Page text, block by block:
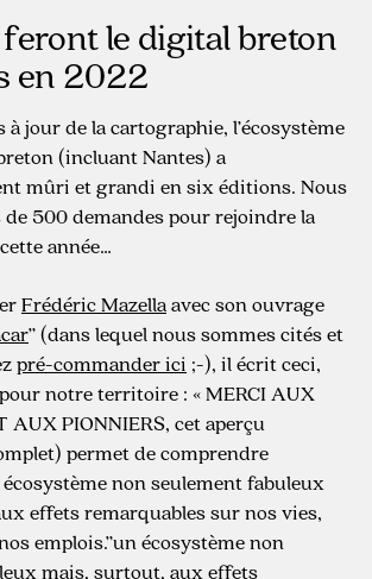
le digital breton
en 2022
jour de la cartographie, l’écosystème
(incluant Nantes) a
mûri et grandi en six éditions. Nous
de 500 demandes pour rejoindre la
année…
Frédéric Mazellaavec son ouvrage
” (dans lequel nous sommes cités et
pré-commander ici ;-), il écrit ceci,
notre territoire : « MERCI AUX
AUX PIONNIERS, cet aperçu
permet de comprendre
écosystème non seulement fabuleux
effets remarquables sur nos vies,
emplois.”un écosystème non
mais, surtout, aux effets